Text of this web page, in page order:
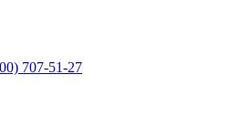
707-51-27